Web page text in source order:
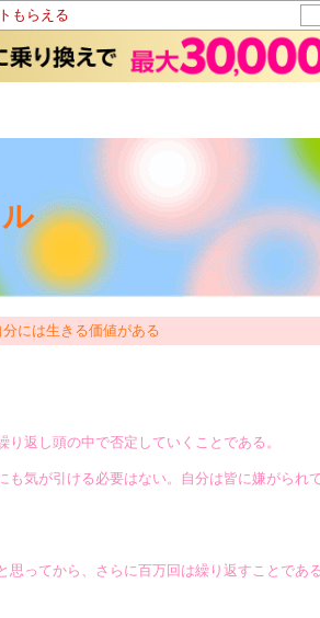
もらえる
分には生きる価値がある
返し頭の中で否定していくことである。
気が引ける必要はない。自分は皆に嫌がられ
ってから、さらに百万回は繰り返すことである